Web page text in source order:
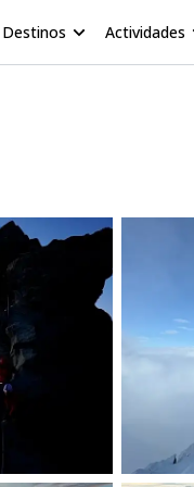
Destinos Actividades